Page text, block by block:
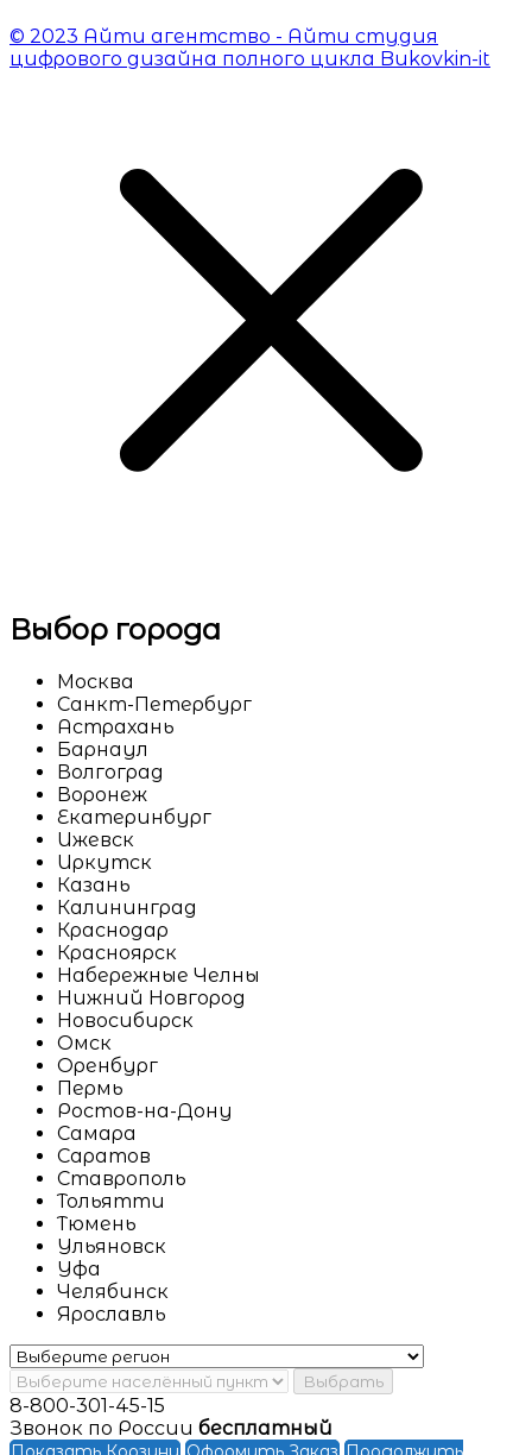
© 2023 Айти агентство - Айти студия
цифрового дизайна полного цикла Bukovkin-it
Выбор города
Москва
Санкт-Петербург
Астрахань
Барнаул
Волгоград
Воронеж
Екатеринбург
Ижевск
Иркутск
Казань
Калининград
Краснодар
Красноярск
Набережные Челны
Нижний Новгород
Новосибирск
Омск
Оренбург
Пермь
Ростов-на-Дону
Самара
Саратов
Ставрополь
Тольятти
Тюмень
Ульяновск
Уфа
Челябинск
Ярославль
Выбрать
8-800-301-45-15
Звонок по России бесплатный